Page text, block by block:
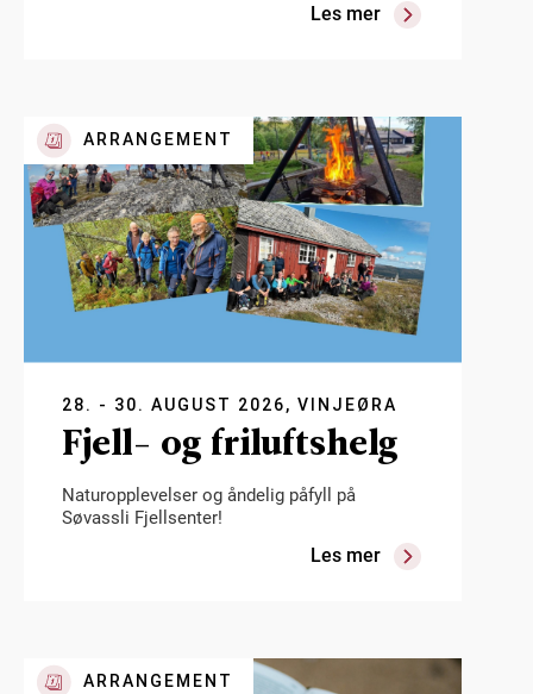
Les mer
28. - 30. AUGUST 2026, VINJEØRA
Fjell- og friluftshelg
Naturopplevelser og åndelig påfyll på
Søvassli Fjellsenter!
Les mer
ARRANGEMENT
ARRANGEMENT